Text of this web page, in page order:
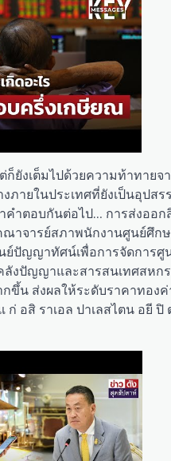
งเต็มไปด้วยความท้าทาย
ายในประเทศที่ยังเป็นอุปส
าคำตอบกันต่อไป… การส่งอ
าจารย์สภาพนักงานศูนย์ศึก
ปัญญาทัศน์เพื่อการจัดการ
งปัญญาและสารสนเทศสห
น ส่งผลให้ระดับราคาทอง
อสิ ราเอล ปาเลสไตน อยี